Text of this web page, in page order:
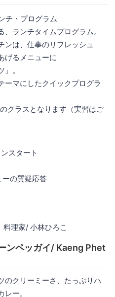
チ・プログラム
ランチタイムプログラム。
ンは、仕事のリフレッシュ
げるメニューに
。
ーマにしたクイックプログラ
クラスとなります（実習はご
スタート
の質疑応答
理家/ 小林ひろこ
ンペッガイ/ Kaeng Phet
のクリーミーさ、たっぷりハ
ー。